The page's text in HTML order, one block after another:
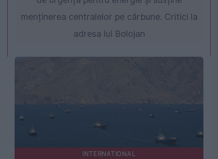
menținerea centralelor pe cărbune. Critici la
adresa lui Bolojan
INTERNATIONAL